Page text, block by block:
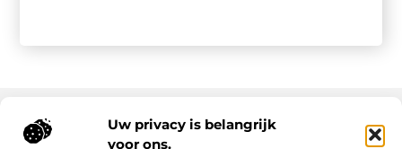
Uw privacy is belangrijk
voor ons.